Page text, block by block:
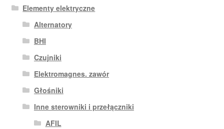
Elementy elektryczne
Alternatory
BHI
Czujniki
Elektromagnes. zawór
Głośniki
Inne sterowniki i przełączniki
AFIL